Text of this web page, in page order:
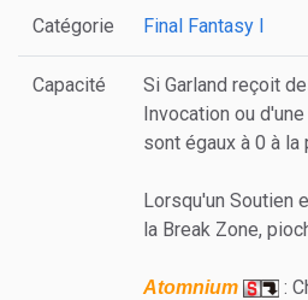
Catégorie Final Fantasy I
Capacité
Si Garland reçoit
Invocation ou
sont égaux à 0 à la
Lorsqu'un Soutien
la Break Zone,
Atomnium
: